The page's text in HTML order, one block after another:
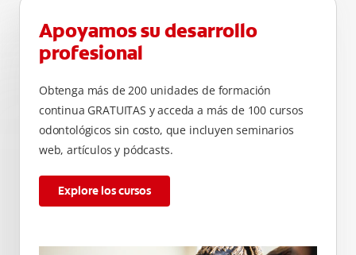
Apoyamos su desarrollo
profesional
Obtenga más de 200 unidades de formación
continua GRATUITAS y acceda a más de 100 cursos
odontológicos sin costo, que incluyen seminarios
web, artículos y pódcasts.
Explore los cursos